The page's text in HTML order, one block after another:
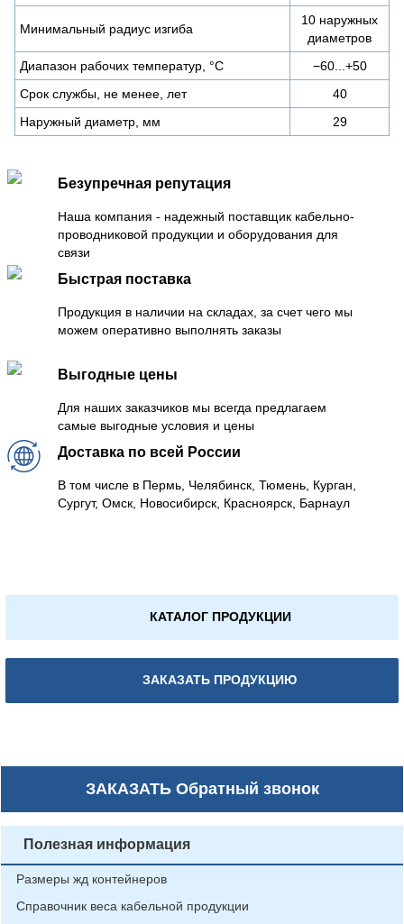
Минимальный радиус изгиба
10 наружных
диаметров
Диапазон рабочих температур, °С
−60...+50
Срок службы, не менее, лет
40
Наружный диаметр, мм
29
Безупречная репутация
Наша компания - надежный поставщик кабельно-
проводниковой продукции и оборудования для
связи
Быстрая поставка
Продукция в наличии на складах, за счет чего мы
можем оперативно выполнять заказы
Выгодные цены
Для наших заказчиков мы всегда предлагаем
самые выгодные условия и цены
Доставка по всей России
В том числе в Пермь, Челябинск, Тюмень, Курган,
Сургут, Омск, Новосибирск, Красноярск, Барнаул
КАТАЛОГ ПРОДУКЦИИ
ЗАКАЗАТЬ ПРОДУКЦИЮ
ЗАКАЗАТЬОбратный звонок
Полезная информация
Размеры жд контейнеров
Справочник веса кабельной продукции